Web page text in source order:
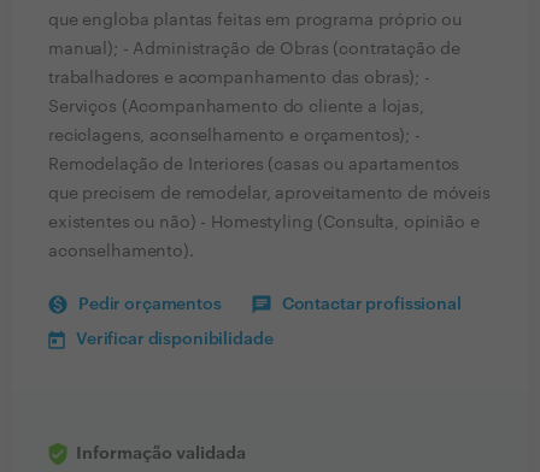
que engloba plantas feitas em programa próprio ou
manual); - Administração de Obras (contratação de
trabalhadores e acompanhamento das obras); -
Serviços (Acompanhamento do cliente a lojas,
reciclagens, aconselhamento e orçamentos); -
Remodelação de Interiores (casas ou apartamentos
que precisem de remodelar, aproveitamento de móveis
existentes ou não) - Homestyling (Consulta, opinião e
aconselhamento).
Pedir orçamentos Contactar profissional
Verificar disponibilidade
Informação validada